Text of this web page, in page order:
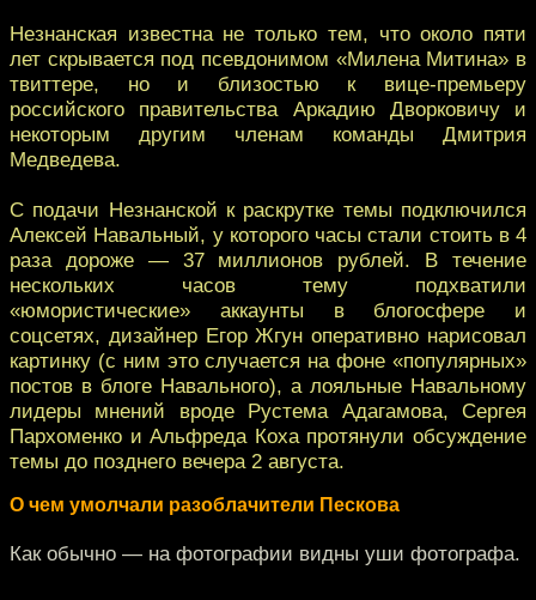
Незнанская известна не только тем, что около пяти
лет скрывается под псевдонимом «Милена Митина» в
твиттере, но и близостью к вице-премьеру
российского правительства Аркадию Дворковичу и
некоторым другим членам команды Дмитрия
Медведева.
С подачи Незнанской к раскрутке темы подключился
Алексей Навальный, у которого часы стали стоить в 4
раза дороже — 37 миллионов рублей. В течение
нескольких часов тему подхватили
«юмористические» аккаунты в блогосфере и
соцсетях, дизайнер Егор Жгун оперативно нарисовал
картинку (с ним это случается на фоне «популярных»
постов в блоге Навального), а лояльные Навальному
лидеры мнений вроде Рустема Адагамова, Сергея
Пархоменко и Альфреда Коха протянули обсуждение
темы до позднего вечера 2 августа.
О чем умолчали разоблачители Пескова
Как обычно — на фотографии видны уши фотографа.